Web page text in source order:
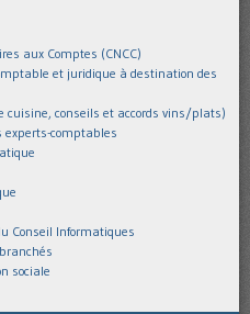
aux Comptes (CNCC)
et juridique à destination des
cuisine, conseils et accords vins/plats)
experts-comptables
Conseil Informatiques
sociale